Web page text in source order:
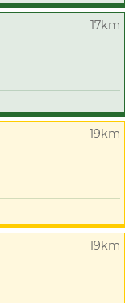
17km
19km
19km